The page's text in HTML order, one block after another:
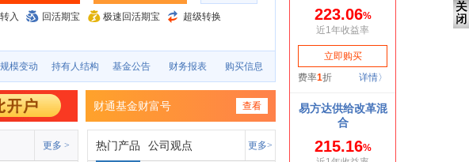
入 回活期宝 极速回活期宝 超级转换
规模变动 持有人结构 基金公告 财务报表 购买信息
财通基金财富号 查看
更多 > 热门产品 公司观点 更多>